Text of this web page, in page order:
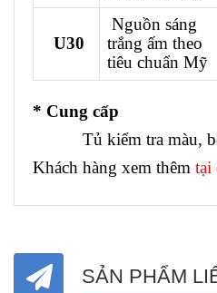
U30
Nguồn sáng
trắng ấm theo
tiêu chuẩn Mỹ
* Cung cấp
Tủ kiểm tra màu,
Khách hàng xem thêm tại
SẢN PHẨM